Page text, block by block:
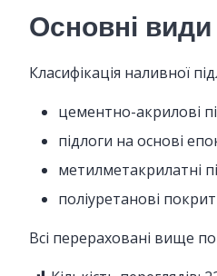
Основні види
Класифікація наливної
цементно-акрилові
підлоги на основі
метилметакрилатні
поліуретанові
Всі перераховані вище